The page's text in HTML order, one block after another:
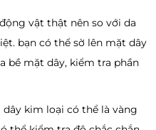
vật thật nên so với da
bạn có thể sờ lên mặt dây
bề mặt dây, kiểm tra phần
dây kim loại có thể là vàng